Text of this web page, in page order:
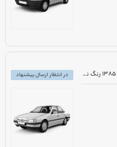
مزایده دولتی خودرو پژو 405 GLXi مدل 1385 رنگ نقره ای
در انتظار ارسال پیشنهاد